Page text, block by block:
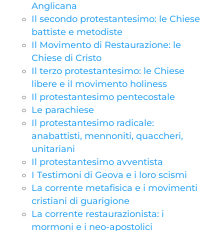
Anglicana
Il secondo protestantesimo: le Chiese
battiste e metodiste
Il Movimento di Restaurazione: le
Chiese di Cristo
Il terzo protestantesimo: le Chiese
libere e il movimento holiness
Il protestantesimo pentecostale
Le parachiese
Il protestantesimo radicale:
anabattisti, mennoniti, quaccheri,
unitariani
Il protestantesimo avventista
I Testimoni di Geova e i loro scismi
La corrente metafisica e i movimenti
cristiani di guarigione
La corrente restaurazionista: i
mormoni e i neo-apostolici